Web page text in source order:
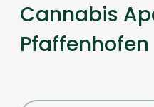
Cannabis
Pfaffenhofen